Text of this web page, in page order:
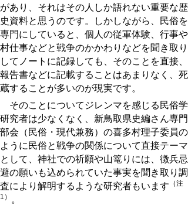
があり、それはその人しか語れない重要な歴
史資料と思うのです。しかしながら、民俗を
専門にしていると、個人の従軍体験、行事や
村仕事などと戦争のかかわりなどを聞き取り
してノートに記録しても、そのことを直接、
報告書などに記載することはあまりなく、死
蔵することが多いのが現実です。
そのことについてジレンマを感じる民俗学
研究者は少なくなく、新鳥取県史編さん専門
部会（民俗・現代兼務）の喜多村理子委員の
ように民俗と戦争の関係について直接テーマ
として、神社での祈願や山篭りには、徴兵忌
避の願いも込められていた事実を聞き取り調
査により解明するような研究者もいます （注
1）
。